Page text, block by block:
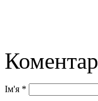
Коментар
Ім'я *